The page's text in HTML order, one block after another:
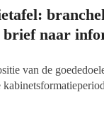
brief naar
van de